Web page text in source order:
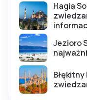
Hagia
Jezioro